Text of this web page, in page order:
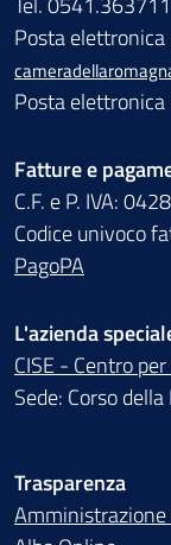
Posta
Posta elettronica
Fatture e
C.F. e P. IVA:
Codice univoco
PagoPA
L'azienda
CISE - Centro
Sede: Corso
Trasparenza